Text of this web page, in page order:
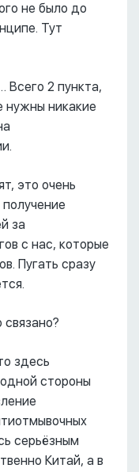
не было до
Тут
Всего 2 пункта,
нужны никакие
это очень
за
с нас, которые
Пугать сразу
здесь
стороны
серьёзным
Китай, а в